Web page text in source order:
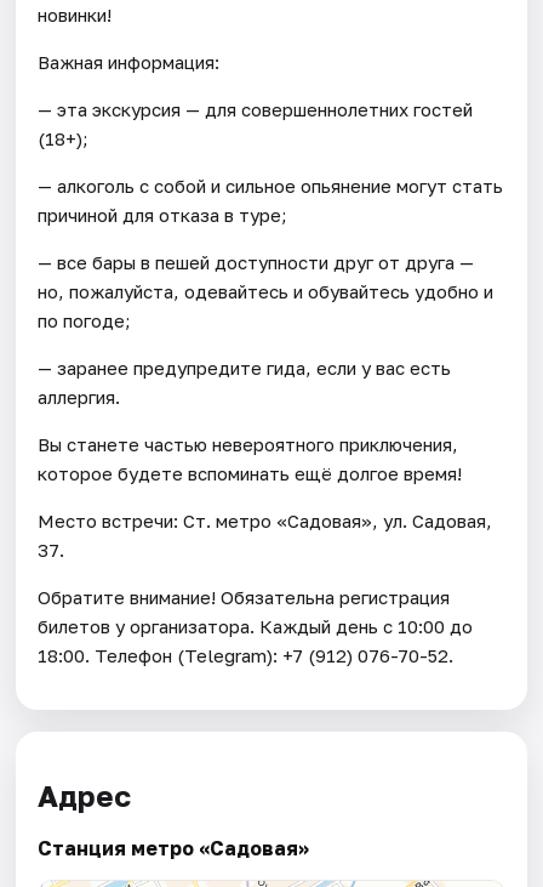
новинки!
Важная информация:
— эта экскурсия — для совершеннолетних гостей
(18+);
— алкоголь с собой и сильное опьянение могут стать
причиной для отказа в туре;
— все бары в пешей доступности друг от друга —
но, пожалуйста, одевайтесь и обувайтесь удобно и
по погоде;
— заранее предупредите гида, если у вас есть
аллергия.
Вы станете частью невероятного приключения,
которое будете вспоминать ещё долгое время!
Место встречи: Ст. метро «Садовая», ул. Садовая,
37.
Обратите внимание! Обязательна регистрация
билетов у организатора. Каждый день c 10:00 до
18:00. Телефон (Telegram): +7 (912) 076-70-52.
Адрес
Станция метро «Садовая»